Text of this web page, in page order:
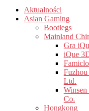
Aktualności
Asian Gaming
Bootlegs
Mainland
Gra
iQue
Ltd.
Co.
Hongkong